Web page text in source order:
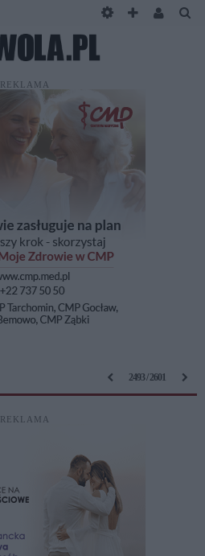
REKLAMA
2493 / 2601
REKLAMA